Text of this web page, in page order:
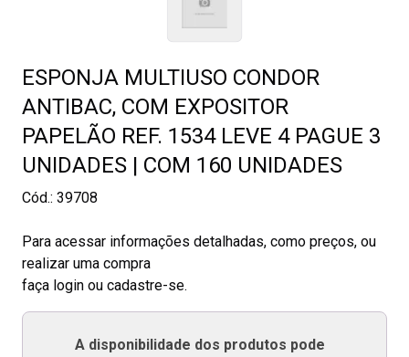
ESPONJA MULTIUSO CONDOR
ANTIBAC, COM EXPOSITOR
PAPELÃO REF. 1534 LEVE 4 PAGUE 3
UNIDADES | COM 160 UNIDADES
Cód.: 39708
Para acessar informações detalhadas, como preços, ou
realizar uma compra
faça login ou cadastre-se.
A disponibilidade dos produtos pode